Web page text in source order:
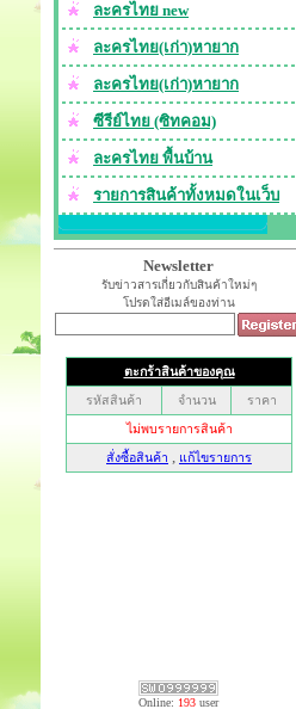
ละครไทย new
ละครไทย(เก่า)หายาก
ละครไทย(เก่า)หายาก
ซีรีย์ไทย (ซิทคอม)
ละครไทย พื้นบ้าน
รายการสินค้าทั้งหมดในเว็บ
Newsletter
รับข่าวสารเกี่ยวกับสินค้าใหม่ๆ
โปรดใส่อีเมล์ของท่าน
Online: 193 user